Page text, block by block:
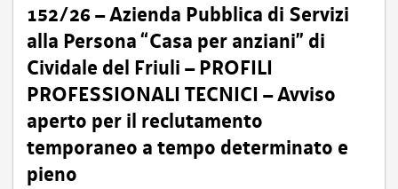
152/26 – Azienda Pubblica di Servizi
alla Persona “Casa per anziani” di
Cividale del Friuli – PROFILI
PROFESSIONALI TECNICI – Avviso
aperto per il reclutamento
temporaneo a tempo determinato e
pieno